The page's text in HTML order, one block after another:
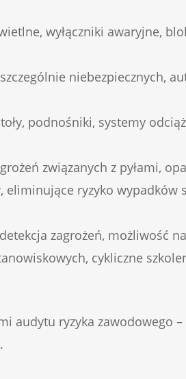
wyłączniki awaryjne,
niebezpiecznych,
podnośniki, systemy
związanych z pyłami,
ryzyko wypadków
zagrożeń, możliwość
cykliczne
audytu ryzyka zawodowego